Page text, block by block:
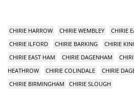
CHIRIE HARROW CHIRIE WEMBLEY CHIRIE
CHIRIE ILFORD
CHIRIE BARKING CHIRIE
CHIRIE EAST HAM
CHIRIE DAGENHAM
HEATHROW
CHIRIE COLINDALE CHIRIE
CHIRIE BIRMINGHAM
CHIRIE SLOUGH